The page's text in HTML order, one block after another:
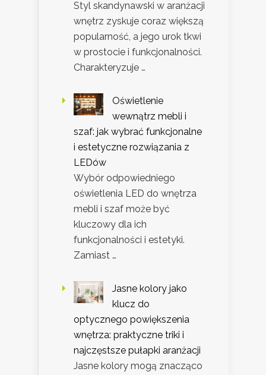
Styl skandynawski w aranżacji
wnętrz zyskuje coraz większą
popularność, a jego urok tkwi
w prostocie i funkcjonalności.
Charakteryzuje …
Oświetlenie
wewnątrz mebli i
szaf: jak wybrać funkcjonalne
i estetyczne rozwiązania z
LEDów
Wybór odpowiedniego
oświetlenia LED do wnętrza
mebli i szaf może być
kluczowy dla ich
funkcjonalności i estetyki.
Zamiast …
Jasne kolory jako
klucz do
optycznego powiększenia
wnętrza: praktyczne triki i
najczęstsze pułapki aranżacji
Jasne kolory mogą znacząco